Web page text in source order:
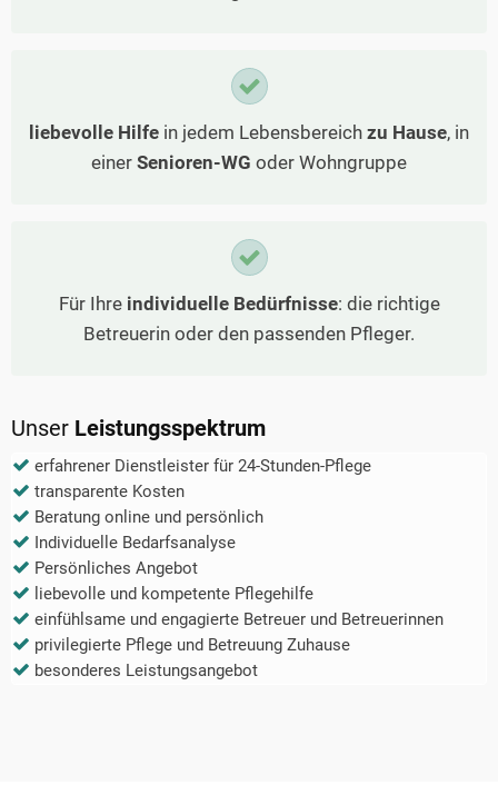
liebevolle Hilfe in jedem Lebensbereich zu Hause, in
einer Senioren-WG oder Wohngruppe
Für Ihre individuelle Bedürfnisse: die richtige
Betreuerin oder den passenden Pfleger.
Unser Leistungsspektrum
erfahrener Dienstleister für 24-Stunden-Pflege
transparente Kosten
Beratung online und persönlich
Individuelle Bedarfsanalyse
Persönliches Angebot
liebevolle und kompetente Pflegehilfe
einfühlsame und engagierte Betreuer und Betreuerinnen
privilegierte Pflege und Betreuung Zuhause
besonderes Leistungsangebot